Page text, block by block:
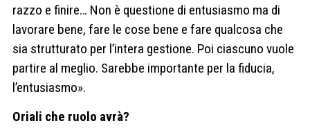
razzo e finire… Non è questione di entusiasmo ma di
lavorare bene, fare le cose bene e fare qualcosa che
sia strutturato per l’intera gestione. Poi ciascuno vuole
partire al meglio. Sarebbe importante per la fiducia,
l’entusiasmo».
Oriali che ruolo avrà?